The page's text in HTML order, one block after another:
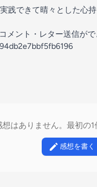
践できて晴々とした心持
メント・レター送信がで
想はありません。最初の1
感想を書く